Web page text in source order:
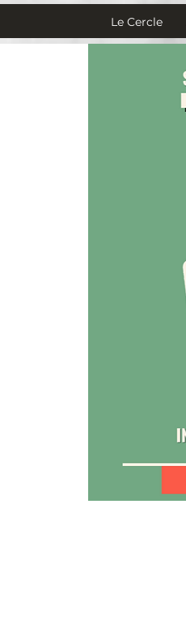
Le Cercle